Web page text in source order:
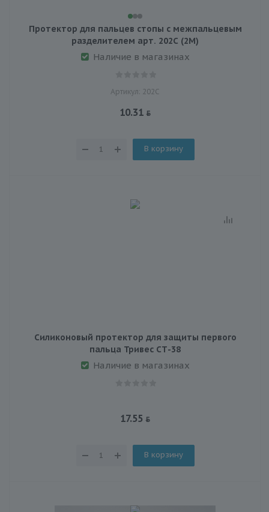
Протектор для пальцев стопы с межпальцевым
разделителем арт. 202С (2М)
Наличие в магазинах
Артикул: 202С
10.31
В корзину
Силиконовый протектор для защиты первого
пальца Тривес СТ-38
Наличие в магазинах
17.55
В корзину